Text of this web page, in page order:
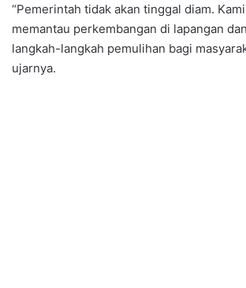
“Pemerintah tidak akan tinggal diam.
memantau perkembangan di lapangan
langkah-langkah pemulihan bagi
ujarnya.